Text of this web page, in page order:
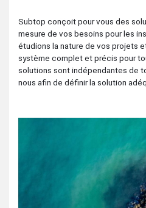
Subtop conçoit pour vous des
mesure de vos besoins pour les
étudions la nature de vos projets
système complet et précis pour
solutions sont indépendantes de
nous afin de définir la solution